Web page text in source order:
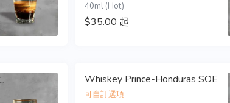
40ml (Hot)
$35.00 起
Whiskey Prince-Honduras SOE
可自訂選項